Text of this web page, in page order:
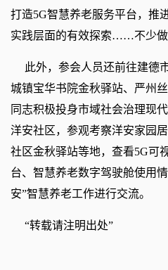
打造5G智慧养老服务平台，推
实践层面的有效探索……不少做
此外，参会人员还前往建德
城镇宝华书院金秋驿站、严州
同志积极投身市域社会治理现
洋安社区，参观考察洋安家园
社区金秋驿站等地，查看5G可
台、智慧养老数字驾驶舱使用
安”智慧养老工作进行交流。
“转载请注明出处”